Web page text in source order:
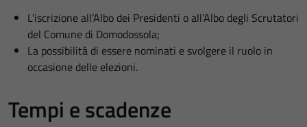
L’iscrizione all’Albo dei Presidenti o all’Albo degli Scrutatori
del Comune di Domodossola;
La possibilità di essere nominati e svolgere il ruolo in
occasione delle elezioni.
Tempi e scadenze